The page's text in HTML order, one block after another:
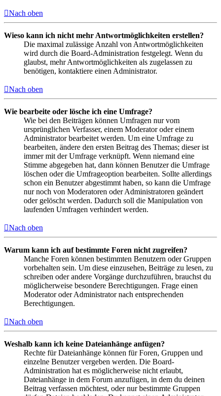
Nach oben
Wieso kann ich nicht mehr Antwortmöglichkeiten erstellen?
Die maximal zulässige Anzahl von Antwortmöglichkeiten
wird durch die Board-Administration festgelegt. Wenn du
glaubst, mehr Antwortmöglichkeiten als zugelassen zu
benötigen, kontaktiere einen Administrator.
Nach oben
Wie bearbeite oder lösche ich eine Umfrage?
Wie bei den Beiträgen können Umfragen nur vom
ursprünglichen Verfasser, einem Moderator oder einem
Administrator bearbeitet werden. Um eine Umfrage zu
bearbeiten, ändere den ersten Beitrag des Themas; dieser ist
immer mit der Umfrage verknüpft. Wenn niemand eine
Stimme abgegeben hat, dann können Benutzer die Umfrage
löschen oder die Umfrageoption bearbeiten. Sollte allerdings
schon ein Benutzer abgestimmt haben, so kann die Umfrage
nur noch von Moderatoren oder Administratoren geändert
oder gelöscht werden. Dadurch soll die Manipulation von
laufenden Umfragen verhindert werden.
Nach oben
Warum kann ich auf bestimmte Foren nicht zugreifen?
Manche Foren können bestimmten Benutzern oder Gruppen
vorbehalten sein. Um diese einzusehen, Beiträge zu lesen, zu
schreiben oder andere Vorgänge durchzuführen, brauchst du
möglicherweise besondere Berechtigungen. Frage einen
Moderator oder Administrator nach entsprechenden
Berechtigungen.
Nach oben
Weshalb kann ich keine Dateianhänge anfügen?
Rechte für Dateianhänge können für Foren, Gruppen und
einzelne Benutzer vergeben werden. Die Board-
Administration hat es möglicherweise nicht erlaubt,
Dateianhänge in dem Forum anzufügen, in dem du deinen
Beitrag verfassen möchtest, oder nur bestimmte Gruppen